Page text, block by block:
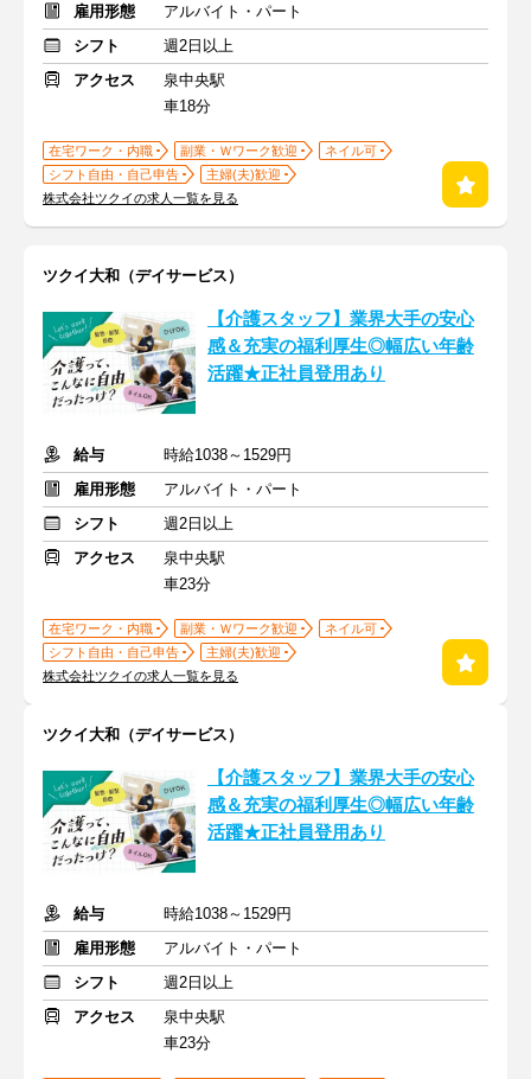
雇用形態
アルバイト・パート
シフト
週2日以上
アクセス
泉中央駅
車18分
在宅ワーク・内職 副業・Ｗワーク歓迎
ネイル可
シフト自由・自己申告
主婦(夫)歓迎
株式会社ツクイの求人一覧を見る
ツクイ大和（デイサービス）
【介護スタッフ】業界大手の安心
感＆充実の福利厚生◎幅広い年齢
活躍★正社員登用あり
給与
時給1038～1529円
雇用形態
アルバイト・パート
シフト
週2日以上
アクセス
泉中央駅
車23分
在宅ワーク・内職 副業・Ｗワーク歓迎
ネイル可
シフト自由・自己申告
主婦(夫)歓迎
株式会社ツクイの求人一覧を見る
ツクイ大和（デイサービス）
【介護スタッフ】業界大手の安心
感＆充実の福利厚生◎幅広い年齢
活躍★正社員登用あり
給与
時給1038～1529円
雇用形態
アルバイト・パート
シフト
週2日以上
アクセス
泉中央駅
車23分